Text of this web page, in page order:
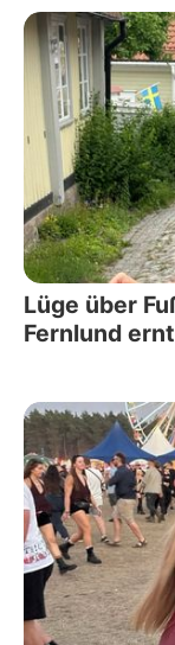
Lüge über
Fernlund